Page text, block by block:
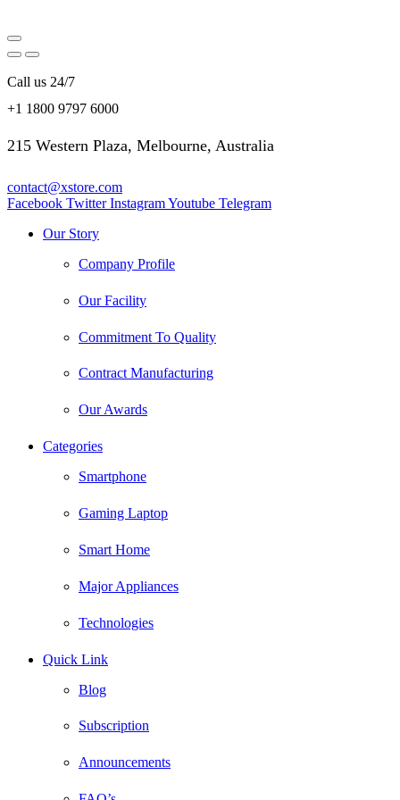
Call us 24/7
+1 1800 9797 6000
215 Western Plaza, Melbourne, Australia
contact@xstore.com
Facebook Twitter InstagramYoutube Telegram
Our Story
Company Profile
Our Facility
Commitment To Quality
Contract Manufacturing
Our Awards
Categories
Smartphone
Gaming Laptop
Smart Home
Major Appliances
Technologies
Quick Link
Blog
Subscription
Announcements